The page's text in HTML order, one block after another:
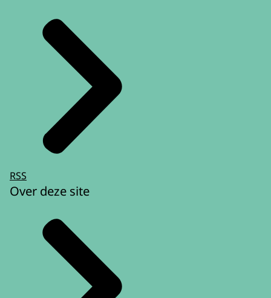
RSS
Over deze site